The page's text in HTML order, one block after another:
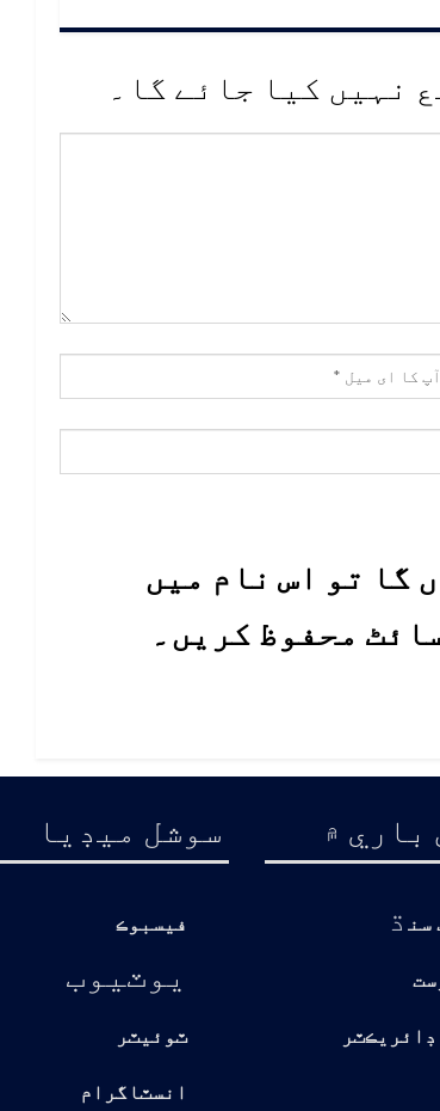
نہیں کیا جائے گا۔
گا تو اس نام میں
محفوظ کریں۔
باري ۾
سن ڌ
سوشل ميڊيا
فيسبوڪ
يوٽيوب
ٽوئيٽر
انسٽاگرام